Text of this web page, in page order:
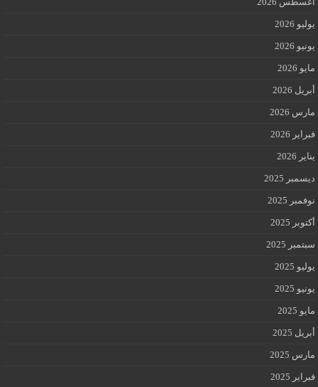
يوليو 2026
يونيو 2026
مايو 2026
أبريل 2026
مارس 2026
فبراير 2026
يناير 2026
ديسمبر 2025
نوفمبر 2025
أكتوبر 2025
سبتمبر 2025
يوليو 2025
يونيو 2025
مايو 2025
أبريل 2025
مارس 2025
فبراير 2025